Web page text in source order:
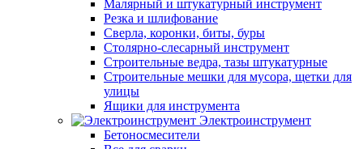
Малярный и штукатурный инструмент
Резка и шлифование
Сверла, коронки, биты, буры
Столярно-слесарный инструмент
Строительные ведра, тазы штукатурные
Строительные мешки для мусора, щетки для
улицы
Ящики для инструмента
Электроинструмент
Бетоносмесители